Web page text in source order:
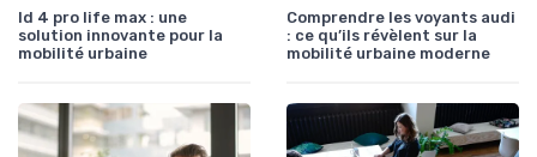
Id 4 pro life max : une
solution innovante pour la
mobilité urbaine
Comprendre les voyants audi
: ce qu’ils révèlent sur la
mobilité urbaine moderne